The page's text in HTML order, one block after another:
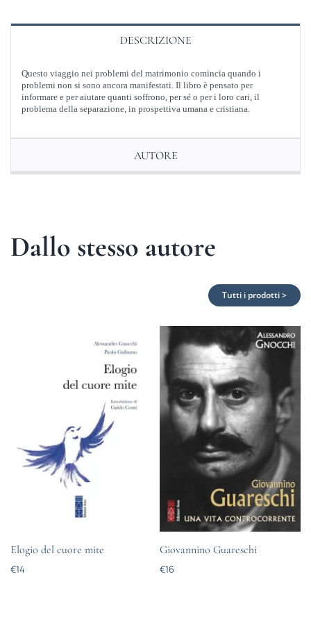
DESCRIZIONE
Questo viaggio nei problemi del matrimonio comincia quando i
problemi non si sono ancora manifestati. Il libro è pensato per
informare e per aiutare quanti soffrono, per sé o per i loro cari, il
problema della separazione, in prospettiva umana e cristiana.
AUTORE
Dallo stesso autore
Tutti i prodotti >
Elogio del cuore mite
€14
Giovannino Guareschi
€16